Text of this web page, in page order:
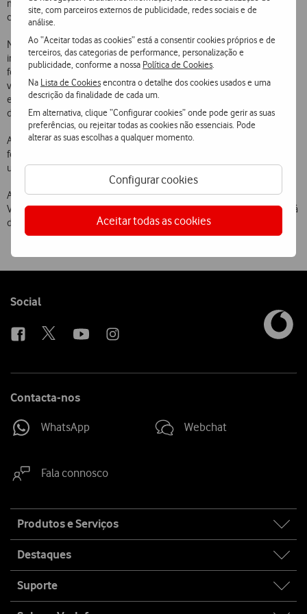
site, com parceiros externos de publicidade, redes sociais e de
análise.
Ao “Aceitar todas as cookies” está a consentir cookies próprios e de
terceiros, das categorias de performance, personalização e
publicidade, conforme a nossa Política de Cookies
Na Lista de Cookiesencontra o detalhe dos cookies usados e uma
descrição da finalidade de cada um.
Em alternativa, clique “Configurar cookies” onde pode gerir as suas
preferências, ou rejeitar todas as cookies não essenciais. Pode
alterar as suas escolhas a qualquer momento.
Configurar cookies
Aceitar todas as cookies
mercado ainda antes da introdução da terceira geração de
comunicações móveis  UMTS.
Nos últimos meses, têm vindo a ser efectuados testes através da
integração na rede GPRS da Vodafone de duas plataformas de
fornecedores distintos, a CMG e a Ericsson. Foi possível pela primeira
vez enviar mensagens MMS com fotografias a cores e texto entre
equipamentos Ericsson T68. Foi ainda testado, por exemplo, o envio
de MMS parae-maile dee-mailpara MMS.
A Vodafone tem vindo a estabelecer parcerias com vários
fornecedores de aplicações para serviços de valor acrescentado que
utilizem o MMS.
A demonstração deste novo serviço estará disponível no stand da
Vodafone durante o 11º Congresso das Comunicações (APDC) que irá
decorrer em Lisboa no Centro de Congressos FIL, na Junqueira.
Follow
Social
Contacta-nos
WhatsApp Webchat
Fala connosco
map
Produtos e Serviços
Destaques
Suporte